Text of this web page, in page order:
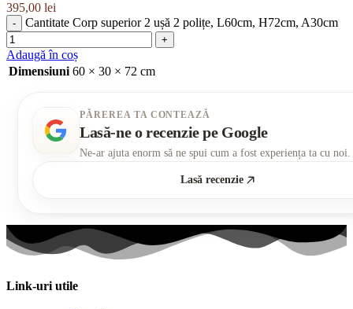
395,00 lei
Cantitate Corp superior 2 ușă 2 polițe, L60cm, H72cm, A30cm
Adaugă în coș
Dimensiuni 60 × 30 × 72 cm
PĂREREA TA CONTEAZĂ
Lasă-ne o recenzie pe Google
Ne-ar ajuta enorm să ne spui cum a fost experiența ta cu noi.
Lasă recenzie
Link-uri utile